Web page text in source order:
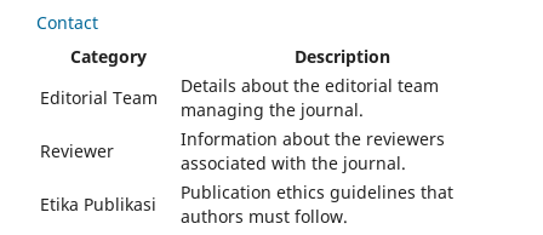
Contact
Category
Description
Editorial Team
Details about the editorial team
managing the journal.
Reviewer
Information about the reviewers
associated with the journal.
Etika Publikasi
Publication ethics guidelines that
authors must follow.